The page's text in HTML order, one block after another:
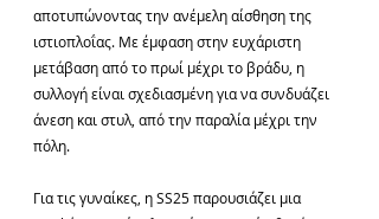
αποτυπώνοντας την ανέμελη αίσθηση της
ιστιοπλοΐας. Με έμφαση στην ευχάριστη
μετάβαση από το πρωί μέχρι το βράδυ, η
συλλογή είναι σχεδιασμένη για να συνδυάζει
άνεση και στυλ, από την παραλία μέχρι την
πόλη.
Για τις γυναίκες, η SS25 παρουσιάζει μια